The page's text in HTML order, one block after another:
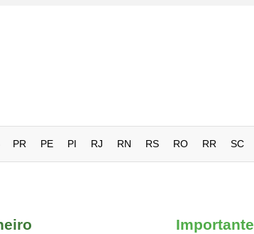
PR PE PI RJ RN RS RO RR SC
Importante